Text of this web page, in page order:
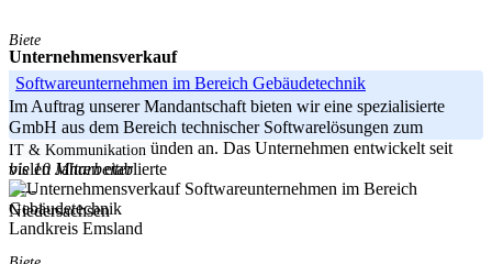
Biete
Unternehmensverkauf
Softwareunternehmen im Bereich Gebäudetechnik
Im Auftrag unserer Mandantschaft bieten wir eine spezialisierte
GmbH aus dem Bereich technischer Softwarelösungen zum
Verkauf aus Altersgründen an. Das Unternehmen entwickelt seit
vielen Jahren etablierte
-----
Niedersachsen
IT & Kommunikation
bis 10 Mitarbeiter
Landkreis Emsland